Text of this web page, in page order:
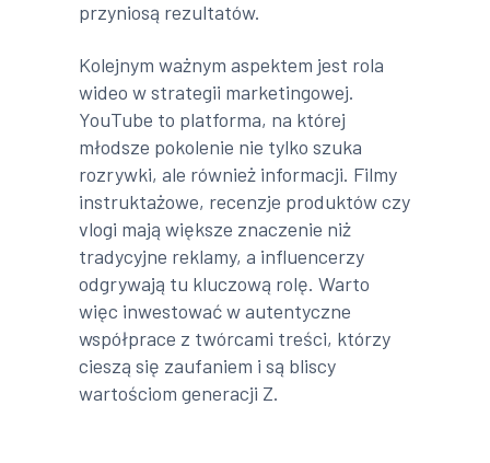
przyniosą rezultatów.
Kolejnym ważnym aspektem jest rola
wideo w strategii marketingowej.
YouTube to platforma, na której
młodsze pokolenie nie tylko szuka
rozrywki, ale również informacji. Filmy
instruktażowe, recenzje produktów czy
vlogi mają większe znaczenie niż
tradycyjne reklamy, a influencerzy
odgrywają tu kluczową rolę. Warto
więc inwestować w autentyczne
współprace z twórcami treści, którzy
cieszą się zaufaniem i są bliscy
wartościom generacji Z.